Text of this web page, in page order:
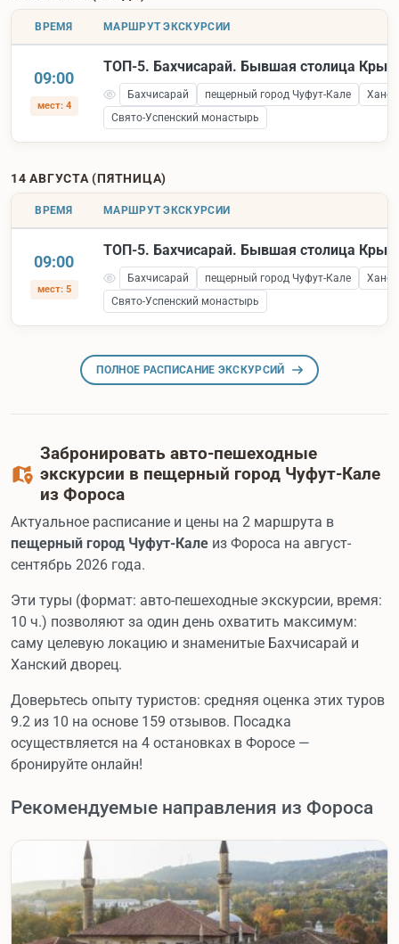
ВРЕМЯ МАРШРУТ ЭКСКУРСИИ
09:00
мест: 4
ТОП-5. Бахчисарай. Бывшая столица
Бахчисарай пещерный город Чуфут-Кале
Свято-Успенский монастырь
14 АВГУСТА (ПЯТНИЦА)
ВРЕМЯ МАРШРУТ ЭКСКУРСИИ
09:00
мест: 5
ТОП-5. Бахчисарай. Бывшая столица
Бахчисарай пещерный город Чуфут-Кале
Свято-Успенский монастырь
ПОЛНОЕ РАСПИСАНИЕ ЭКСКУРСИЙ
Забронировать авто-пешеходные
экскурсии в пещерный город Чуфут-Кале
из Фороса
Актуальное расписание и цены на 2 маршрута в
пещерный город Чуфут-Кале из Фороса на август-
сентябрь 2026 года.
Эти туры (формат: авто-пешеходные экскурсии, время:
10 ч.) позволяют за один день охватить максимум:
саму целевую локацию и знаменитые Бахчисарай и
Ханский дворец.
Доверьтесь опыту туристов: средняя оценка этих туров
9.2 из 10 на основе 159 отзывов. Посадка
осуществляется на 4 остановках в Форосе —
бронируйте онлайн!
Рекомендуемые направления из Фороса